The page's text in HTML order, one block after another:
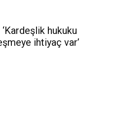
hukuku
ihtiyaç var’